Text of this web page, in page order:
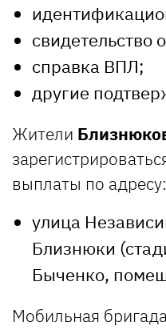
свидетельство
справка ВПЛ;
другие
Жители
выплаты по адресу:
улица
Близнюки
Быченко,
Мобильная